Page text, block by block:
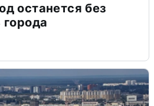
останется без